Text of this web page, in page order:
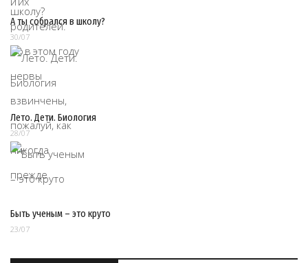
А ты собрался в школу?
30/07
Лето. Дети. Биология
28/07
Быть ученым – это круто
23/07